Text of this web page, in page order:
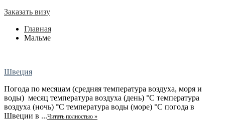
Заказать визу
Главная
Мальме
Швеция
Погода по месяцам (средняя температура воздуха, моря и
воды) месяц температура воздуха (день) °C температура
воздуха (ночь) °C температура воды (море) °C погода в
Швеции в ...Читать полностью »